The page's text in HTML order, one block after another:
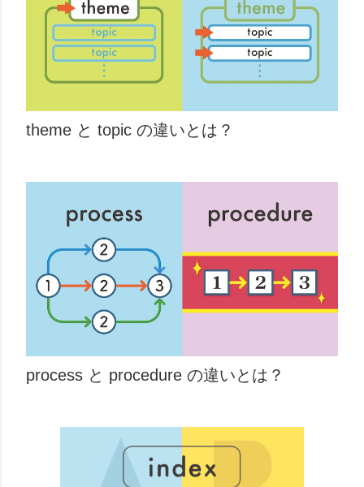
theme と topic の違いとは？
process と procedure の違いとは？